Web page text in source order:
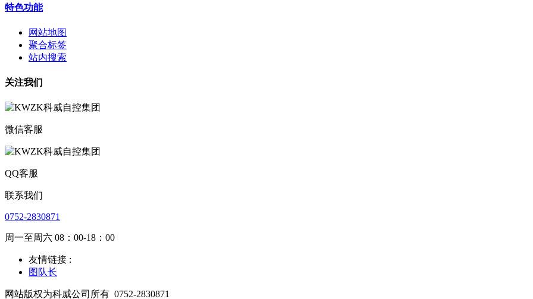
特色功能
网站地图
聚合标签
站内搜索
关注我们
微信客服
QQ客服
联系我们
0752-2830871
周一至周六 08：00-18：00
友情链接 :
图队长
网站版权为科威公司所有 0752-2830871